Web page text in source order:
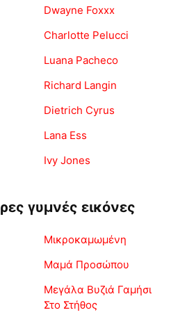
Dwayne Foxxx
Charlotte Pelucci
Luana Pacheco
Richard Langin
Dietrich Cyrus
Lana Ess
Ivy Jones
γυμνές εικόνες
Μικροκαμωμένη
Μαμά Προσώπου
Μεγάλα Βυζιά Γαμήσι
Στο Στήθος